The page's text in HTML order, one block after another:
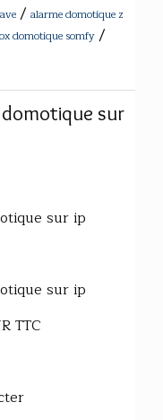
/ alarme domotique z
domotique somfy/
sur
sur ip
sur ip
TTC